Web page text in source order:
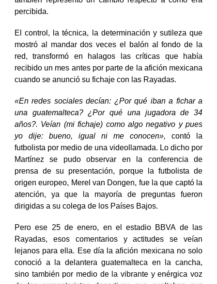
no solo sumó tres puntos en el tablero a su equipo,
también representó un cambio respecto a cómo era
percibida.
El control, la técnica, la determinación y sutileza que
mostró al mandar dos veces el balón al fondo de la
red, transformó en halagos las críticas que había
recibido un mes antes por parte de la afición mexicana
cuando se anunció su fichaje con las Rayadas.
«En redes sociales decían: ¿Por qué iban a fichar a
una guatemalteca? ¿Por qué una jugadora de 34
años?. Veían (mi fichaje) como algo negativo y pues
yo dije: bueno, igual ni me conocen»,contó la
futbolista por medio de una videollamada. Lo dicho por
Martínez se pudo observar en la conferencia de
prensa de su presentación, porque la futbolista de
origen europeo, Merel van Dongen, fue la que captó la
atención, ya que la mayoría de preguntas fueron
dirigidas a su colega de los Países Bajos.
Pero ese 25 de enero, en el estadio BBVA de las
Rayadas, esos comentarios y actitudes se veían
lejanos para ella. Ese día la afición mexicana no solo
conoció a la delantera guatemalteca en la cancha,